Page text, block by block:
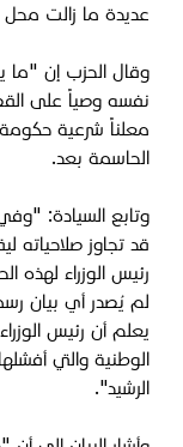
عديدة ما زالت محل
وقال الحزب ‏إن "ما
نفسه وصياً على
معلناً شرعية
الحاسمة بعد.
وتابع السيادة:
قد تجاوز صلاحياته
رئيس الوزراء لهذه
لم يُصدر أي بيان
يعلم أن رئيس
الوطنية والتي
الرشيد".